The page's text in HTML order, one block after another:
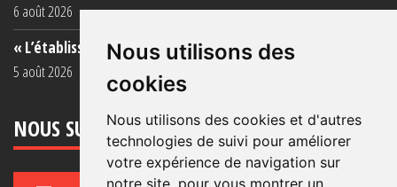
Nous utilisons des
cookies
Nous utilisons des cookies et d'autres
technologies de suivi pour améliorer
votre expérience de navigation sur
notre site, pour vous montrer un
6 août 2026
« L’établissement est une porcherie totale »
5 août 2026
NOUS SUIVRE